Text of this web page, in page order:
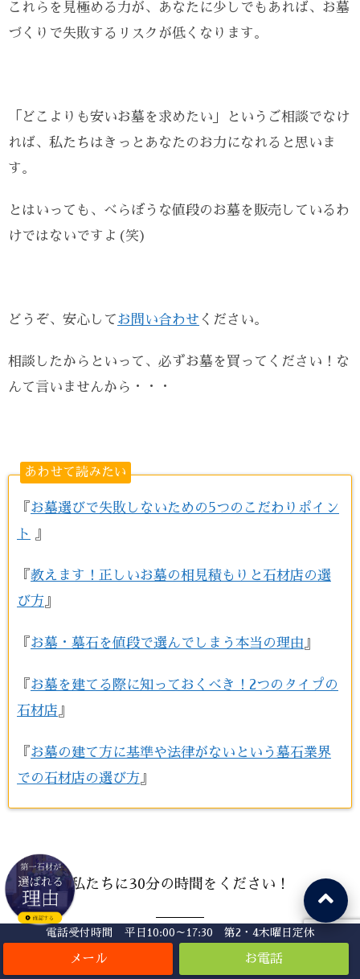
電話受付時間 平日10:00～17:30 第2・4木曜日定休
これらを見極める力が、あなたに少しでもあれば、お墓
づくりで失敗するリスクが低くなります。
「どこよりも安いお墓を求めたい」というご相談でなけ
れば、私たちはきっとあなたのお力になれると思いま
す。
とはいっても、べらぼうな値段のお墓を販売しているわ
けではないですよ(笑)
どうぞ、安心してお問い合わせ ください。
相談したからといって、必ずお墓を買ってください！な
んて言いませんから・・・
あわせて読みたい
『 お墓選びで失敗しないための5つのこだわりポイン
ト
』
『 教えます！正しいお墓の相見積もりと石材店の選
び方 』
『 お墓・墓石を値段で選んでしまう本当の理由 』
『 お墓を建てる際に知っておくべき！2つのタイプの
石材店 』
『 お墓の建て方に基準や法律がないという墓石業界
での石材店の選び方 』
私たちに30分の時間をください！